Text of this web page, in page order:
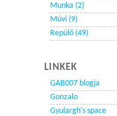
Munka (2)
Múvi (9)
Repülő (49)
LINKEK
GAB007 blogja
Gonzalo
Gyulargh's space